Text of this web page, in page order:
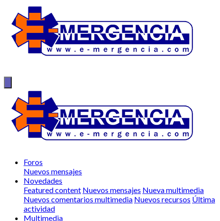
Foros
Nuevos mensajes
Novedades
Featured content Nuevos mensajes Nueva multimedia
Nuevos comentarios multimedia Nuevos recursos Última
actividad
Multimedia